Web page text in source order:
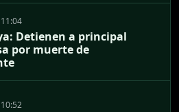
Detienen a principal
por muerte de